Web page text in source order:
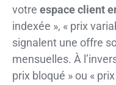
votre espace client
indexée », « prix
signalent une offre
mensuelles. À
prix bloqué » ou «